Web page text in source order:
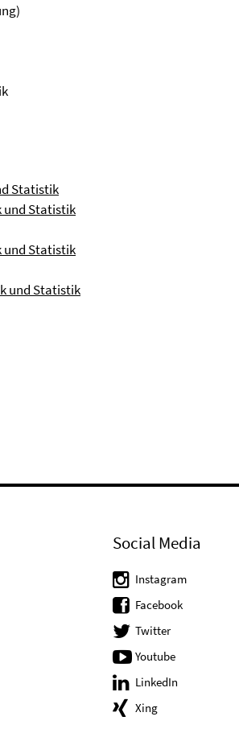
Statistik
und Statistik
und Statistik
und Statistik
Social Media
Instagram
Facebook
Twitter
Youtube
LinkedIn
Xing